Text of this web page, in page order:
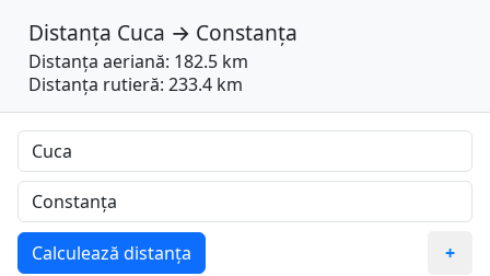
Distanța Cuca → Constanța
Distanța aeriană: 182.5 km
Distanța rutieră: 233.4 km
Calculează distanța +